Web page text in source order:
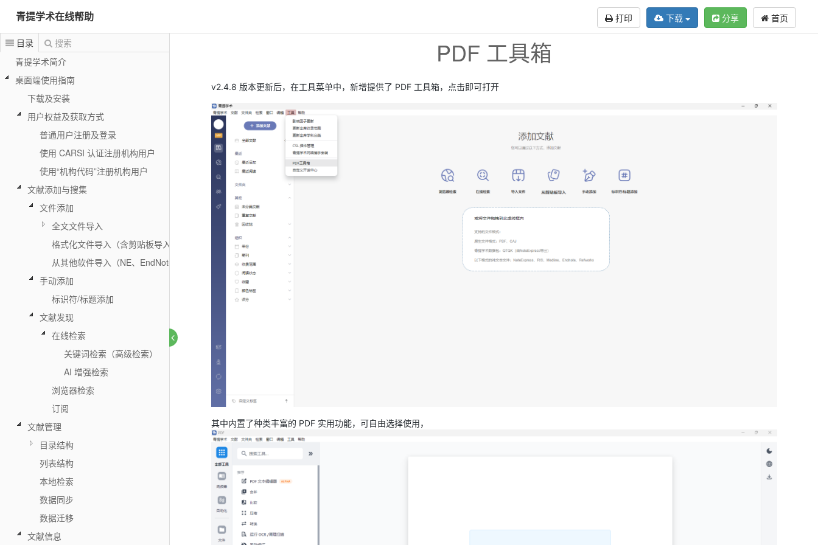
青提学术在线帮助 打印 首页
分享
下载
目录
搜索
青提学术简介
桌面端使用指南
下载及安装
用户权益及获取方式
普通用户注册及登录
使用 CARSI 认证注册机构用户
使用“机构代码”注册机构用户
文献添加与搜集
文件添加
全文文件导入
格式化文件导入（含剪贴板导入）
从其他软件导入（NE、EndNote、Zotero）
手动添加
标识符/标题添加
文献发现
在线检索
关键词检索（高级检索）
AI 增强检索
浏览器检索
订阅
文献管理
目录结构
列表结构
本地检索
数据同步
数据迁移
文献信息
PDF 工具箱
v2.4.8 版本更新后，在工具菜单中，新增提供了 PDF 工具箱，点击即可打开
其中内置了种类丰富的 PDF 实用功能，可自由选择使用，